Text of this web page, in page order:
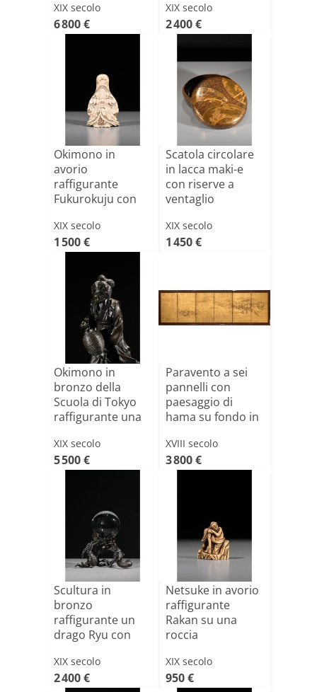
XIX secolo
6 800 €
XIX secolo
2 400 €
Okimono in
avorio
raffigurante
Fukurokuju con
oro
XIX secolo
1 500 €
Scatola circolare
in lacca maki-e
con riserve a
ventaglio
XIX secolo
1 450 €
Okimono in
bronzo della
Scuola di Tokyo
raffigurante una
XIX secolo
5 500 €
Paravento a sei
pannelli con
paesaggio di
hama su fondo in
XVIII secolo
3 800 €
Scultura in
bronzo
raffigurante un
drago Ryu con
XIX secolo
2 400 €
Netsuke in avorio
raffigurante
Rakan su una
roccia
XIX secolo
950 €